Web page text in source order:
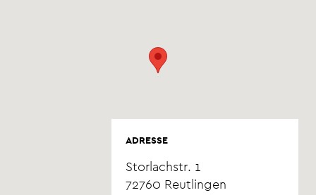
ADRESSE
Storlachstr. 1
72760 Reutlingen